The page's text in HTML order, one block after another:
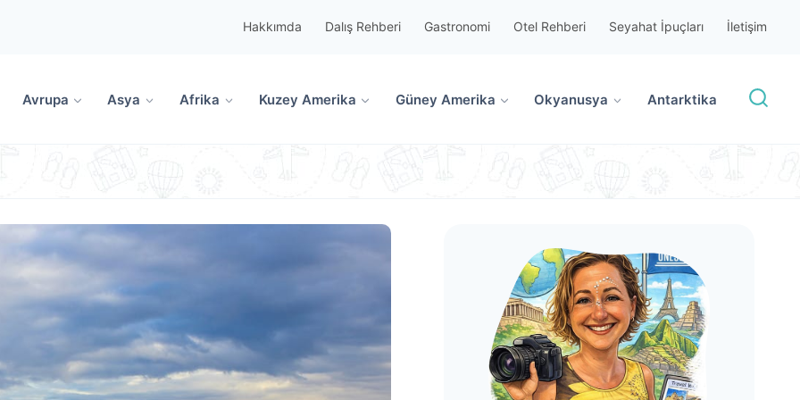
Hakkımda Dalış Rehberi Gastronomi Otel Rehberi Seyahat İpuçları İletişim
Avrupa Asya Afrika Kuzey Amerika Güney Amerika Okyanusya Antarktika